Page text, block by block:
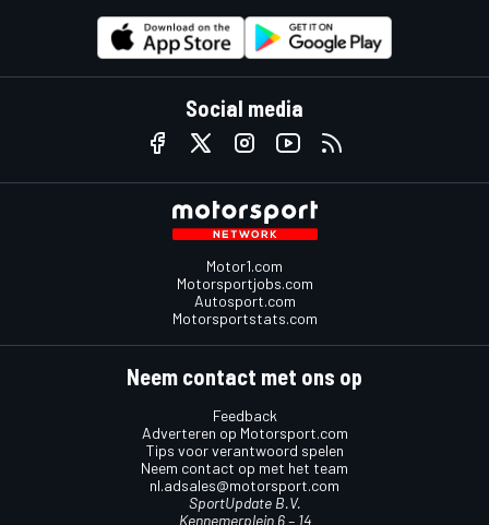
Social media
Motor1.com
Motorsportjobs.com
Autosport.com
Motorsportstats.com
Neem contact met ons op
Feedback
Adverteren op Motorsport.com
Tips voor verantwoord spelen
Neem contact op met het team
nl.adsales@motorsport.com
SportUpdate B.V.
Kennemerplein 6 – 14